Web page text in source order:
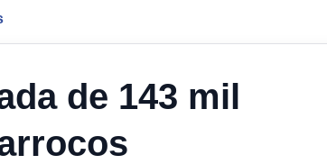
de 143 mil